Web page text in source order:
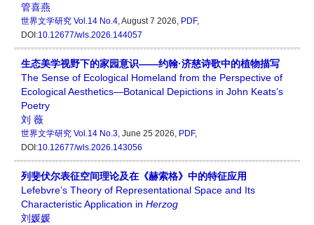
管喜燕
世界文学研究 Vol.14 No.4, August 7 2026, PDF,
DOI:10.12677/wls.2026.144057
生态美学视野下的家园意识——约翰·济慈诗歌中的植物描写
The Sense of Ecological Homeland from the Perspective of
Ecological Aesthetics—Botanical Depictions in John Keats’s
Poetry
刘 薇
世界文学研究 Vol.14 No.3, June 25 2026, PDF,
DOI:10.12677/wls.2026.143056
列斐伏尔表征空间理论及在《赫索格》中的特征应用
Lefebvre’s Theory of Representational Space and Its
Characteristic Application in Herzog
刘媛媛